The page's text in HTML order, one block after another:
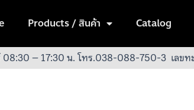
Products / สินค้า Catalog
08:30 – 17:30 น.โทร.038-088-750-3 เลข